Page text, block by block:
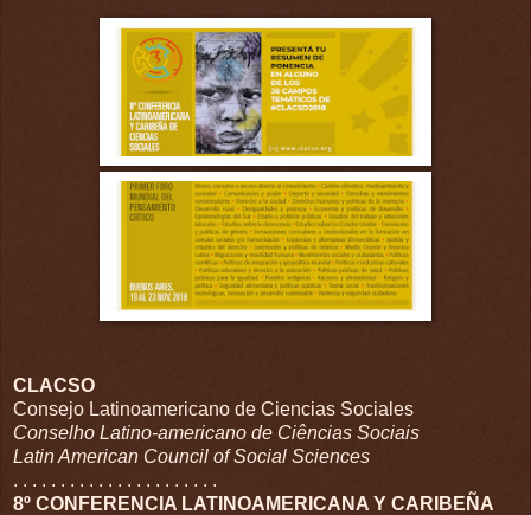
CLACSO
Consejo Latinoamericano de Ciencias Sociales
Conselho Latino-americano de Ciências Sociais
Latin American Council of Social Sciences
. . . . . . . . . . . . . . . . . . . . . .
8º CONFERENCIA LATINOAMERICANA Y CARIBEÑA